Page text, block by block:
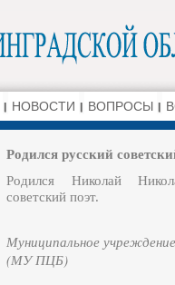
НОВОСТИ ВОПРОСЫ
Родился русский
Родился Николай
советский поэт.
Муниципальное
(МУ ПЦБ)